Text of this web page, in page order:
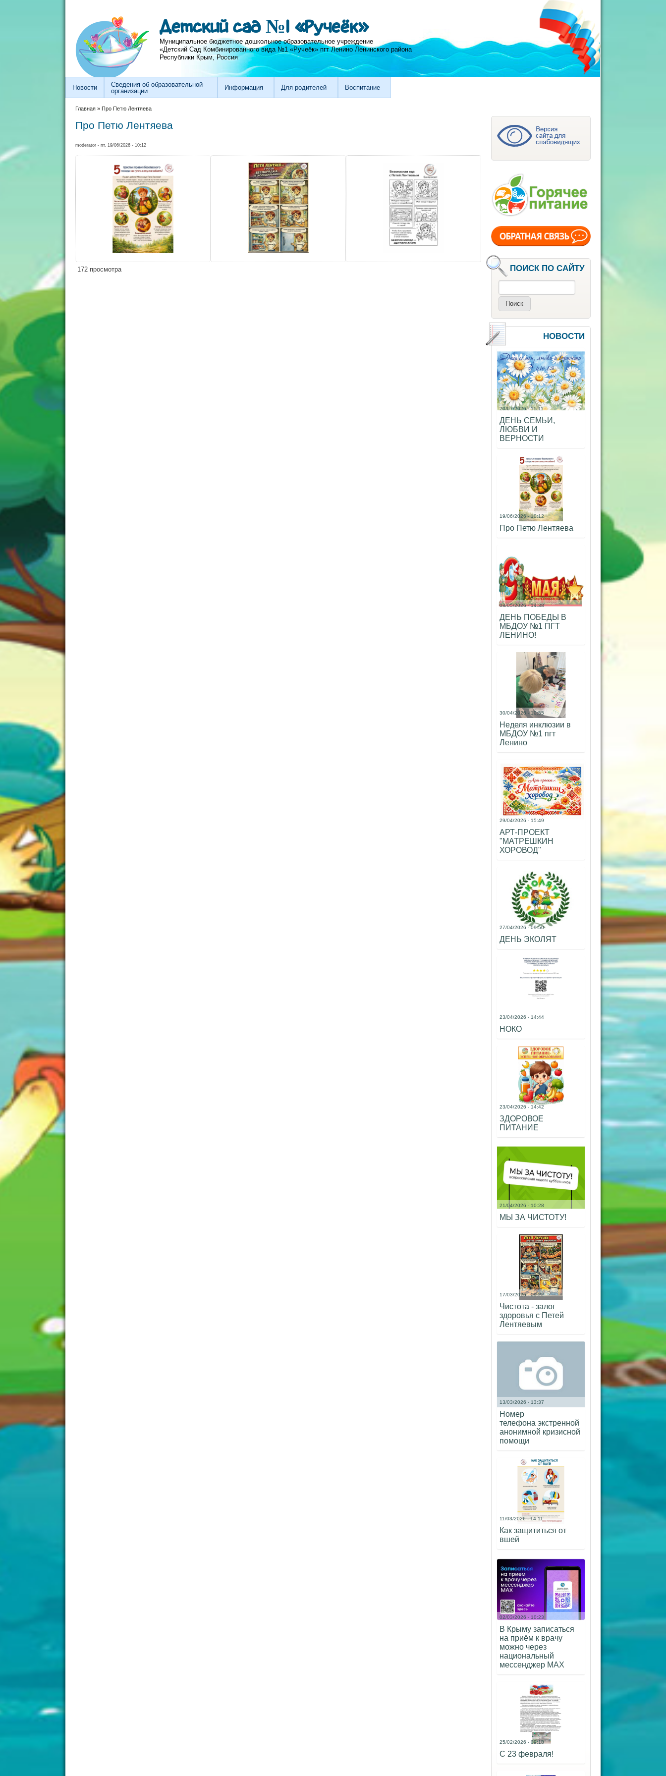
Детский сад №1 «Ручеёк»
Муниципальное бюджетное дошкольное образовательное учреждение
«Детский Сад Комбинированного вида №1 «Ручеёк» пгт Ленино Ленинского района
Республики Крым, Россия
Новости
Сведения об образовательной
организации
Информация Для родителей Воспитание
Вы здесь
Главная» Про Петю Лентяева
Про Петю Лентяева
moderator- пт, 19/06/2026 - 10:12
172 просмотра ПОИСК ПО САЙТУ
НОВОСТИ
20/07/2026 - 15:11
ДЕНЬ СЕМЬИ,
ЛЮБВИ И
ВЕРНОСТИ
19/06/2026 - 10:12
Про Петю Лентяева
08/05/2026 - 14:38
ДЕНЬ ПОБЕДЫ В
МБДОУ №1 ПГТ
ЛЕНИНО!
30/04/2026 - 10:55
Неделя инклюзии в
МБДОУ №1 пгт
Ленино
29/04/2026 - 15:49
АРТ-ПРОЕКТ
"МАТРЕШКИН
ХОРОВОД"
27/04/2026 - 09:50
ДЕНЬ ЭКОЛЯТ
23/04/2026 - 14:44
НОКО
23/04/2026 - 14:42
ЗДОРОВОЕ
ПИТАНИЕ
21/04/2026 - 10:28
МЫ ЗА ЧИСТОТУ!
17/03/2026 - 09:22
Чистота - залог
здоровья с Петей
Лентяевым
13/03/2026 - 13:37
Номер
телефона экстренной
анонимной кризисной
помощи
11/03/2026 - 14:11
Как защититься от
вшей
02/03/2026 - 10:23
В Крыму записаться
на приём к врачу
можно через
национальный
мессенджер МАХ
25/02/2026 - 09:18
С 23 февраля!